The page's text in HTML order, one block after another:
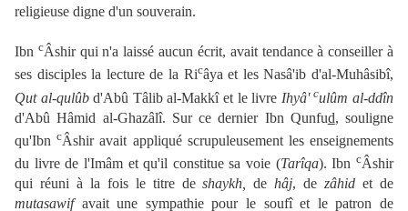
religieuse digne d'un souverain.
Ibn cÂshir qui n'a laissé aucun écrit, avait tendance à conseiller à
ses disciples la lecture de la Ricâya et les Nasâ'ib d'al-Muhâsibî,
Qut al-qulûbd'Abû Tâlib al-Makkî et le livre Ihyâ' culûm al-ddîn
d'Abû Hâmid al-Ghazâlî. Sur ce dernier Ibn Qunfud, souligne
qu'IbncÂshir avait appliqué scrupuleusement les enseignements
du livre de l'Imâm et qu'il constitue sa voie (Tarîqa). IbncÂshir
qui réuni à la fois le titre deshaykh, dehâj, dezâhid et de
mutasawifavait une sympathie pour le soufî et le patron de